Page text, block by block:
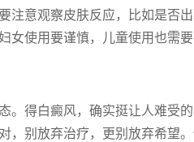
意观察皮肤反应，比如是否
使用要谨慎，儿童使用也需要
。得白癜风，确实挺让人难受
，别放弃治疗，更别放弃希望